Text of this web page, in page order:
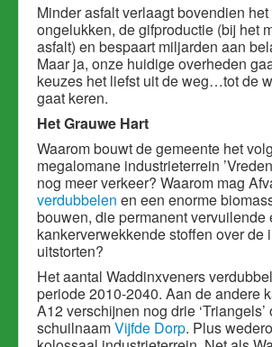
Minder asfalt verlaagt bovendien
ongelukken, de gifproductie (bij het
asfalt) en bespaart miljarden aan
Maar ja, onze huidige overheden
keuzes het liefst uit de weg…tot de
gaat keren.
Het Grauwe Hart
Waarom bouwt de gemeente het
megalomane industrieterrein
nog meer verkeer? Waarom mag
verdubbelen en een enorme
bouwen, die permanent vervuilende
kankerverwekkende stoffen over de
uitstorten?
Het aantal Waddinxveners
periode 2010-2040. Aan de andere
A12 verschijnen nog drie ‘Triangels’
schuilnaamVijfde Dorp. Plus